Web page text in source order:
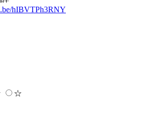
hIBVTPh3RNY
☆